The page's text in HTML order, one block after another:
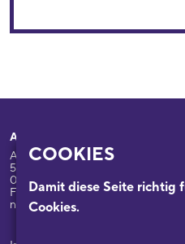
COOKIES
Damit diese Seite richtig
Cookies.
Adresse
Appellhofplatz 23-25
50667 Köln
0221/221-26332
Führungen: 0221/2212-6331
nsdok@stadt-koeln.de